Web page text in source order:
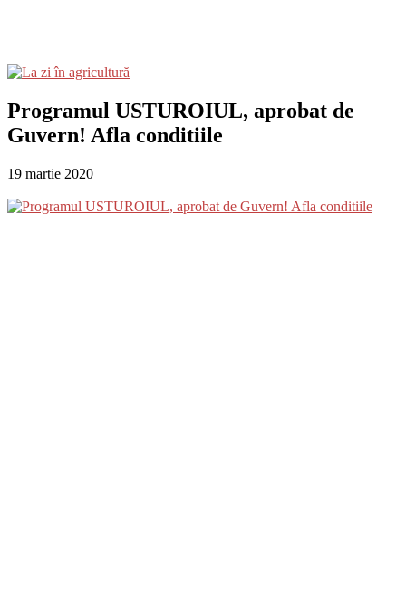
Programul USTUROIUL, aprobat de
Guvern! Afla conditiile
19 martie 2020